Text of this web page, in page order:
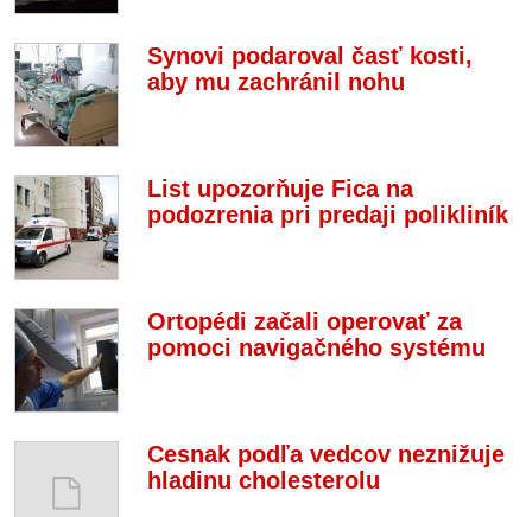
Synovi podaroval časť kosti,
aby mu zachránil nohu
List upozorňuje Fica na
podozrenia pri predaji polikliník
Ortopédi začali operovať za
pomoci navigačného systému
Cesnak podľa vedcov neznižuje
hladinu cholesterolu